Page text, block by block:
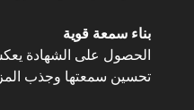
بناء سمعة قوية
الحصول على الشهادة
تحسين سمعتها وجذب